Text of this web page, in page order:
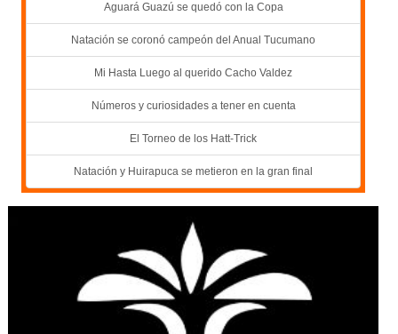
Aguará Guazú se quedó con la Copa
Natación se coronó campeón del Anual Tucumano
Mi Hasta Luego al querido Cacho Valdez
Números y curiosidades a tener en cuenta
El Torneo de los Hatt-Trick
Natación y Huirapuca se metieron en la gran final